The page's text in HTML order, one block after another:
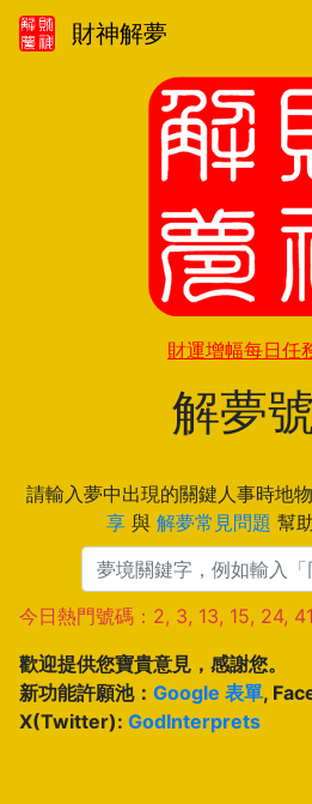
財神解夢
財運增幅每日任
解夢
請輸入夢中出現的關鍵人事時地
享與 解夢常見問題 幫
今日熱門號碼：2, 3, 13, 15, 24, 41
歡迎提供您寶貴意見，感謝您。
新功能許願池： Google 表單,
X(Twitter): GodInterprets